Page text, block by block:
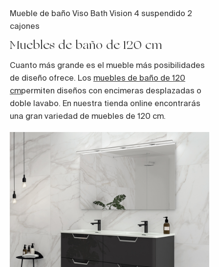
Mueble de baño Viso Bath Vision 4 suspendido 2
cajones
Muebles de baño de 120 cm
Cuanto más grande es el mueble más posibilidades
de diseño ofrece. Los muebles de baño de 120
cmpermiten diseños con encimeras desplazadas o
doble lavabo. En nuestra tienda online encontrarás
una gran variedad de muebles de 120 cm.